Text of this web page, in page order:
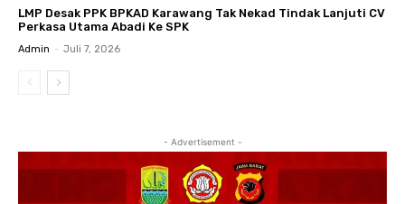
LMP Desak PPK BPKAD Karawang Tak Nekad Tindak Lanjuti CV
Perkasa Utama Abadi Ke SPK
Admin - Juli 7, 2026
- Advertisement -